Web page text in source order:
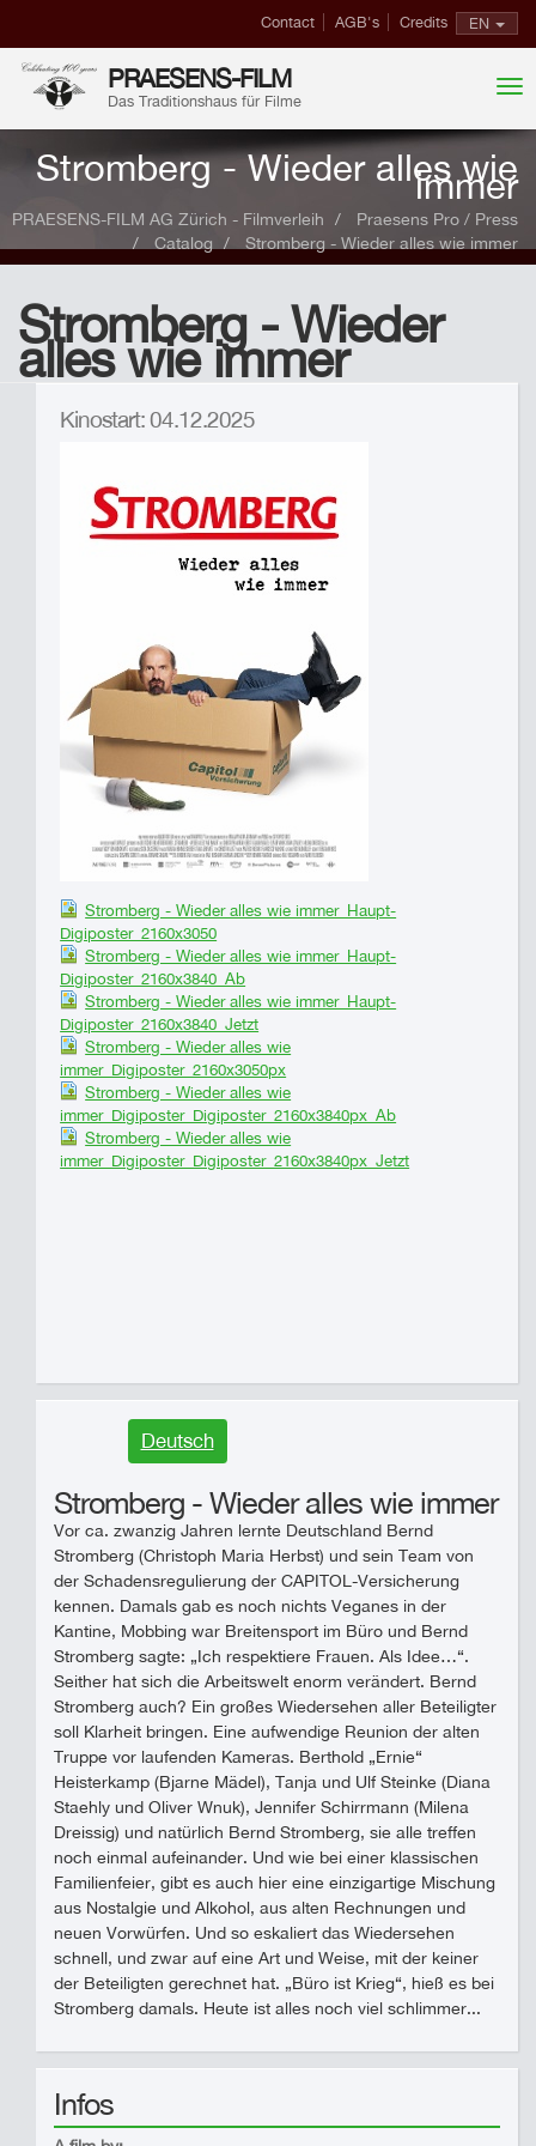
EN
Contact AGB's Credits
PRAESENS-FILM
Das Traditionshaus für Filme
Stromberg - Wieder alles wie
immer
PRAESENS-FILM AG Zürich - Filmverleih
Praesens Pro / Press
Catalog
Stromberg - Wieder alles wie immer
Stromberg - Wieder
alles wie immer
Kinostart: 04.12.2025
Stromberg - Wieder alles wie immer_Haupt-
Digiposter_2160x3050
Stromberg - Wieder alles wie immer_Haupt-
Digiposter_2160x3840_Ab
Stromberg - Wieder alles wie immer_Haupt-
Digiposter_2160x3840_Jetzt
Stromberg - Wieder alles wie
immer_Digiposter_2160x3050px
Stromberg - Wieder alles wie
immer_Digiposter_Digiposter_2160x3840px_Ab
Stromberg - Wieder alles wie
immer_Digiposter_Digiposter_2160x3840px_Jetzt
Deutsch
Stromberg - Wieder alles wie immer
Vor ca. zwanzig Jahren lernte Deutschland Bernd
Stromberg (Christoph Maria Herbst) und sein Team von
der Schadensregulierung der CAPITOL-Versicherung
kennen. Damals gab es noch nichts Veganes in der
Kantine, Mobbing war Breitensport im Büro und Bernd
Stromberg sagte: „Ich respektiere Frauen. Als Idee…“.
Seither hat sich die Arbeitswelt enorm verändert. Bernd
Stromberg auch? Ein großes Wiedersehen aller Beteiligter
soll Klarheit bringen. Eine aufwendige Reunion der alten
Truppe vor laufenden Kameras. Berthold „Ernie“
Heisterkamp (Bjarne Mädel), Tanja und Ulf Steinke (Diana
Staehly und Oliver Wnuk), Jennifer Schirrmann (Milena
Dreissig) und natürlich Bernd Stromberg, sie alle treffen
noch einmal aufeinander. Und wie bei einer klassischen
Familienfeier, gibt es auch hier eine einzigartige Mischung
aus Nostalgie und Alkohol, aus alten Rechnungen und
neuen Vorwürfen. Und so eskaliert das Wiedersehen
schnell, und zwar auf eine Art und Weise, mit der keiner
der Beteiligten gerechnet hat. „Büro ist Krieg“, hieß es bei
Stromberg damals. Heute ist alles noch viel schlimmer...
Infos